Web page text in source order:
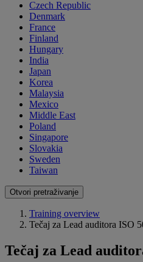
Czech Republic
Denmark
France
Finland
Hungary
India
Japan
Korea
Malaysia
Mexico
Middle East
Poland
Singapore
Slovakia
Sweden
Taiwan
Otvori pretraživanje
Training overview
Tečaj za Lead auditora ISO
Tečaj za Lead